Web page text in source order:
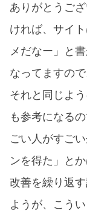
ありがとうご
ければ、サイ
メだなー」と
なってますので
それと同じよ
も参考になる
ごい人がすご
ンを得た」と
改善を繰り返
ようが、こう